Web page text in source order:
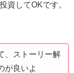
資してOKです。
、ストーリー解
が良いよ